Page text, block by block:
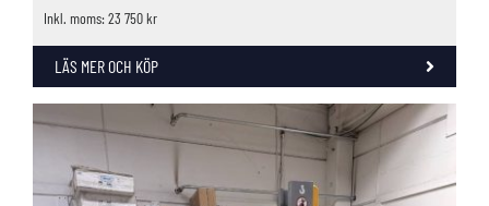
Inkl. moms: 23 750 kr
LÄS MER OCH KÖP